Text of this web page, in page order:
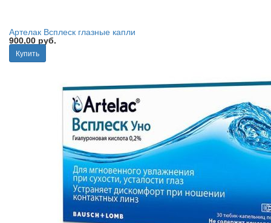
Артелак Всплеск глазные капли
900,00 руб.
Купить